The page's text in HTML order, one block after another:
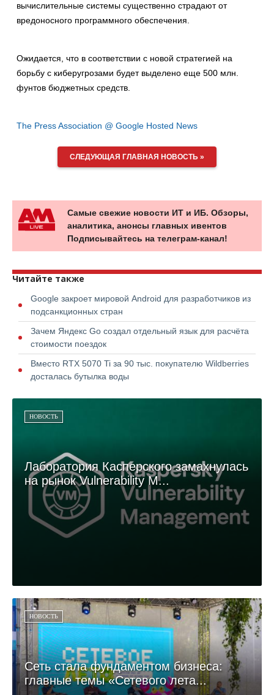
вычислительные системы существенно страдают от
вредоносного программного обеспечения.
Ожидается, что в соответствии с новой стратегией на
борьбу с киберугрозами будет выделено еще 500 млн.
фунтов бюджетных средств.
The Press Association @ Google Hosted News
СЛЕДУЮЩАЯ ГЛАВНАЯ НОВОСТЬ »
Самые свежие новости ИТ и ИБ. Обзоры,
аналитика, анонсы главных ивентов
Подписывайтесь на телеграм-канал!
Читайте также
Google закроет мировой Android для разработчиков из
подсанкционных стран
Зачем Яндекс Go создал отдельный язык для расчёта
стоимости поездок
Вместо RTX 5070 Ti за 90 тыс. покупателю Wildberries
досталась бутылка воды
НОВОСТЬ
Лаборатория Касперского замахнулась
на рынок Vulnerability M...
НОВОСТЬ
Сеть стала фундаментом бизнеса:
главные темы «Сетевого лета...